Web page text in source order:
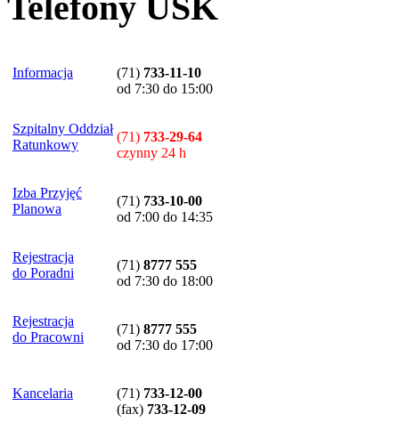
Informacja (71) 733-11-10
od 7:30 do 15:00
Szpitalny Oddział
Ratunkowy
(71) 733-29-64
czynny 24 h
Izba Przyjęć
Planowa
(71) 733-10-00
od 7:00 do 14:35
Rejestracja
do Poradni
(71) 8777 555
od 7:30 do 18:00
Rejestracja
do Pracowni
(71) 8777 555
od 7:30 do 17:00
Kancelaria (71) 733-12-00
(fax) 733-12-09